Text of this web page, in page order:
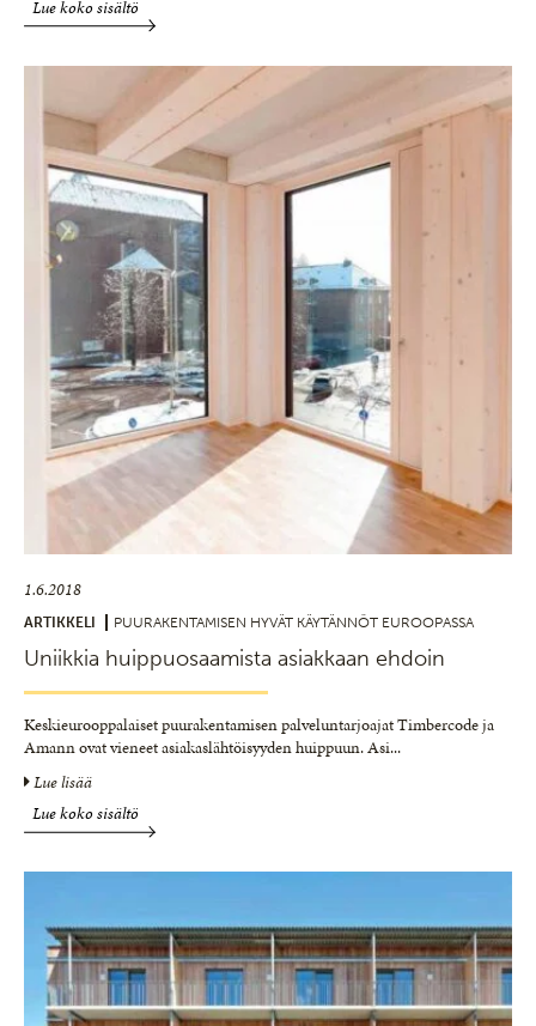
Lue koko sisältö
1.6.2018
ARTIKKELI PUURAKENTAMISEN HYVÄT KÄYTÄNNÖT EUROOPASSA
Uniikkia huippuosaamista asiakkaan ehdoin
Keskieurooppalaiset puurakentamisen palveluntarjoajat Timbercode ja
Amann ovat vieneet asiakaslähtöisyyden huippuun. Asi...
Lue lisää
Lue koko sisältö